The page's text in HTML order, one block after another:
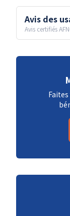
Avis des
Avis certifiés